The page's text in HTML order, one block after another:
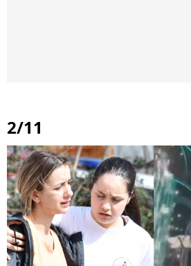
2/11